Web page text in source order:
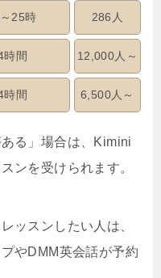
25時 286人
時間 12,000人～
時間 6,500人～
る」場合は、Kimini
ンを受けられます。
ッスンしたい人は、
やDMM英会話が予約